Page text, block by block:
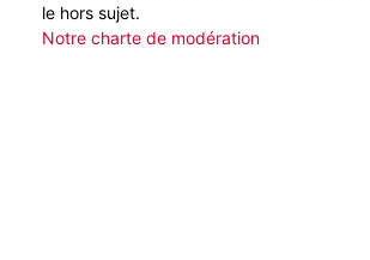
le hors sujet.
Notre charte de modération